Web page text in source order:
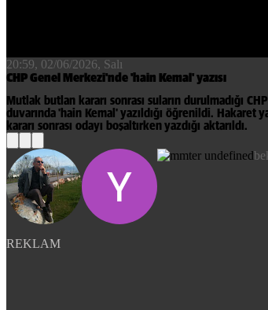
20:59, 02/06/2026, Salı
CHP Genel Merkezi'nde 'hain Kemal' yazısı
Mutlak butlan kararı sonrası suların durulmadığı
duvarında 'hain Kemal' yazıldığı öğrenildi. Hakaret
kararı sonrası odayı boşaltırken yazdığı aktarıldı.
REKLAM